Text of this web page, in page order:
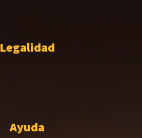
Legalidad
Ayuda